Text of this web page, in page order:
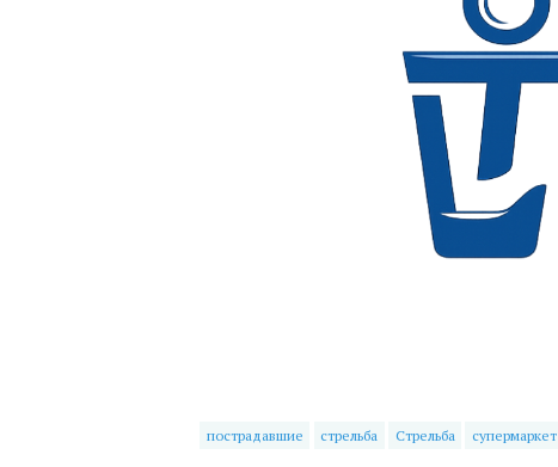
пострадавшие стрельба Стрельба супермаркет